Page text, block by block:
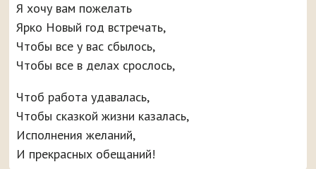
Я хочу вам пожелать
Ярко Новый год встречать,
Чтобы все у вас сбылось,
Чтобы все в делах срослось,
Чтоб работа удавалась,
Чтобы сказкой жизни казалась,
Исполнения желаний,
И прекрасных обещаний!